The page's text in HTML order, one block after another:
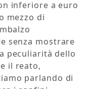
inferiore a euro
mezzo di
senza mostrare
peculiarità dello
il reato,
parlando di